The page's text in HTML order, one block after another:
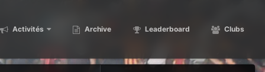
Activités Archive Leaderboard Clubs